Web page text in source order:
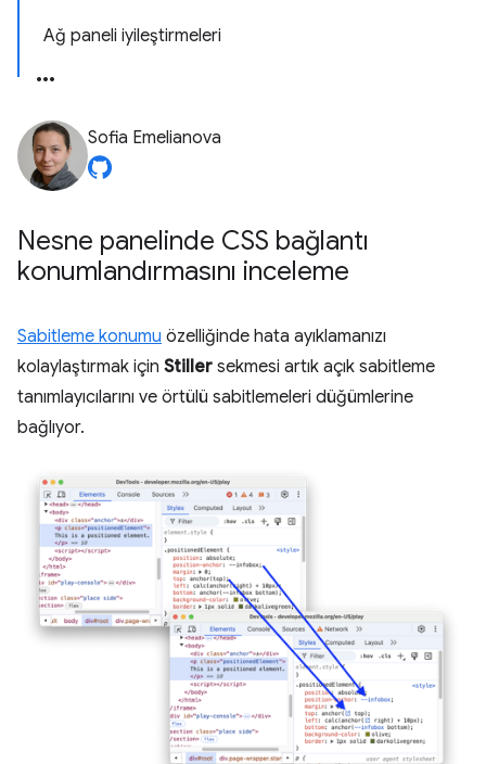
Ağ paneli iyileştirmeleri
Sofia Emelianova
Nesne panelinde CSS bağlantı
konumlandırmasını inceleme
Sabitleme konumu özelliğinde hata ayıklamanızı
kolaylaştırmak için Stiller sekmesi artık açık sabitleme
tanımlayıcılarını ve örtülü sabitlemeleri düğümlerine
bağlıyor.